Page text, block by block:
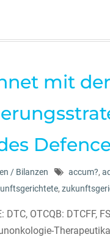
mit
/ Bilanzen accum?,
,
OTCQB: DTCFF,